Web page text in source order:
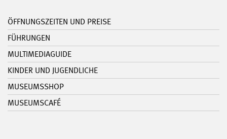
ÖFFNUNGSZEITEN UND PREISE
FÜHRUNGEN
MULTIMEDIAGUIDE
KINDER UND JUGENDLICHE
MUSEUMSSHOP
MUSEUMSCAFÉ